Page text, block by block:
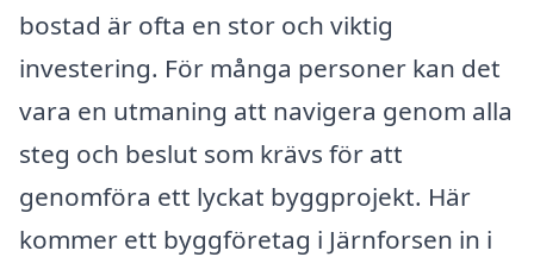
bostad är ofta en stor och viktig
investering. För många personer kan det
vara en utmaning att navigera genom alla
steg och beslut som krävs för att
genomföra ett lyckat byggprojekt. Här
kommer ett byggföretag i Järnforsen in i